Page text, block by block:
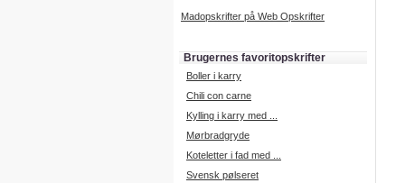
Madopskrifter på Web Opskrifter
Brugernes favoritopskrifter
Boller i karry
Chili con carne
Kylling i karry med ...
Mørbradgryde
Koteletter i fad med ...
Svensk pølseret